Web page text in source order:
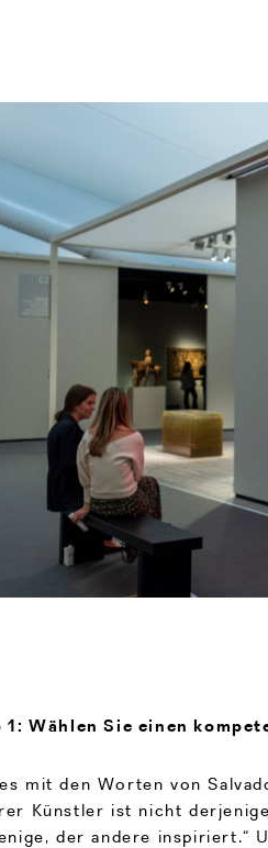
1: Wählen Sie einen
mit den Worten von
Künstler ist nicht
der andere inspiriert.“